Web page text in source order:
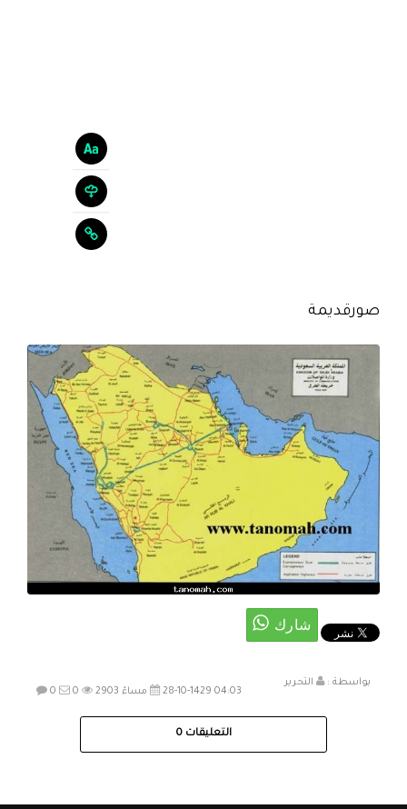
صورقديمة
بواسطة :
التحرير
28-10-1429 04:03 مساءً
0 0 2903
التعليقات 0